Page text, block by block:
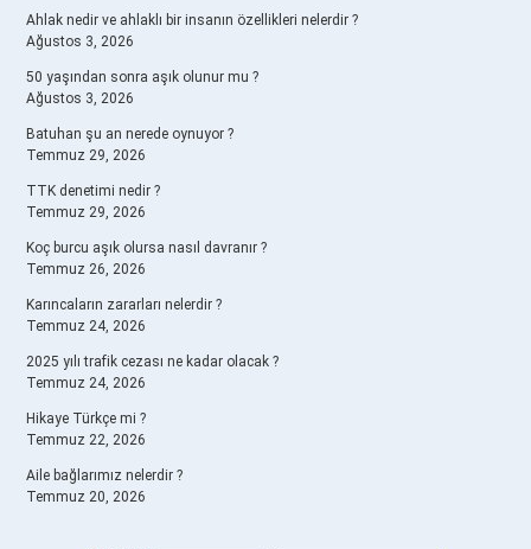
Ahlak nedir ve ahlaklı bir insanın özellikleri nelerdir ?
Ağustos 3, 2026
50 yaşından sonra aşık olunur mu ?
Ağustos 3, 2026
Batuhan şu an nerede oynuyor ?
Temmuz 29, 2026
TTK denetimi nedir ?
Temmuz 29, 2026
Koç burcu aşık olursa nasıl davranır ?
Temmuz 26, 2026
Karıncaların zararları nelerdir ?
Temmuz 24, 2026
2025 yılı trafik cezası ne kadar olacak ?
Temmuz 24, 2026
Hikaye Türkçe mi ?
Temmuz 22, 2026
Aile bağlarımız nelerdir ?
Temmuz 20, 2026